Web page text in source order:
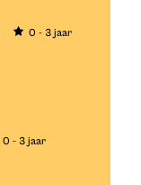
0 - 3 jaar
0 - 3 jaar